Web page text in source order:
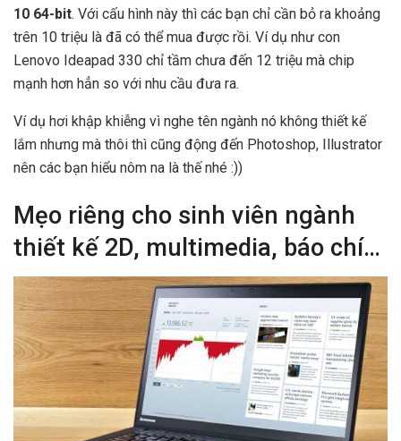
10 64-bit. Với cấu hình này thì các bạn chỉ cần bỏ ra khoảng
trên 10 triệu là đã có thể mua được rồi. Ví dụ như con
Lenovo Ideapad 330 chỉ tầm chưa đến 12 triệu mà chip
mạnh hơn hẳn so với nhu cầu đưa ra.
Ví dụ hơi khập khiễng vì nghe tên ngành nó không thiết kế
lắm nhưng mà thôi thì cũng động đến Photoshop, Illustrator
nên các bạn hiểu nôm na là thế nhé :))
Mẹo riêng cho sinh viên ngành
thiết kế 2D, multimedia, báo chí…